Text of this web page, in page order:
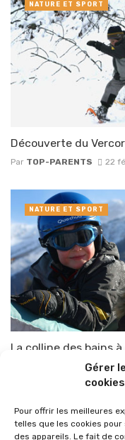
Gérer
cookies
Pour offrir les meilleures
telles que les cookies
des appareils. Le fait de
Découverte du
Par TOP-PARENTS 22
NATURE ET SPORT
La colline des bains
TOP-PARENTS 8
NATURE ET SPORT